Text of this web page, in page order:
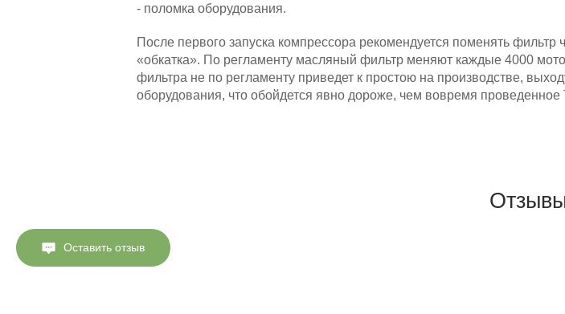
- поломка оборудования.
После первого запуска компрессора рекомендуется поменять
«обкатка». По регламенту масляный фильтр меняют каждые 4000
фильтра не по регламенту приведет к простою на производстве,
оборудования, что обойдется явно дороже, чем вовремя проведенное
Оставить отзыв